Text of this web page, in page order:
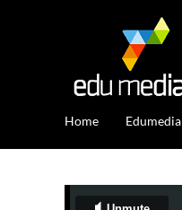
Home Edumedia